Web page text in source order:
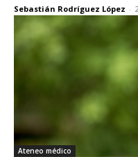
Sebastián Rodríguez López -
Ateneo médico